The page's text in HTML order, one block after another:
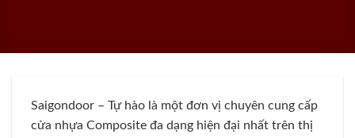
Saigondoor – Tự hào là một đơn vị chuyên cung cấp
cửa nhựa Composite đa dạng hiện đại nhất trên thị